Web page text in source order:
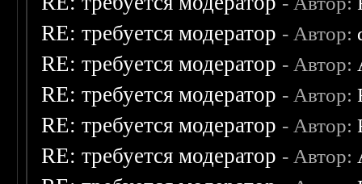
RE: требуется модератор - Автор:
RE: требуется модератор - Автор:
RE: требуется модератор - Автор:
RE: требуется модератор - Автор:
RE: требуется модератор - Автор: